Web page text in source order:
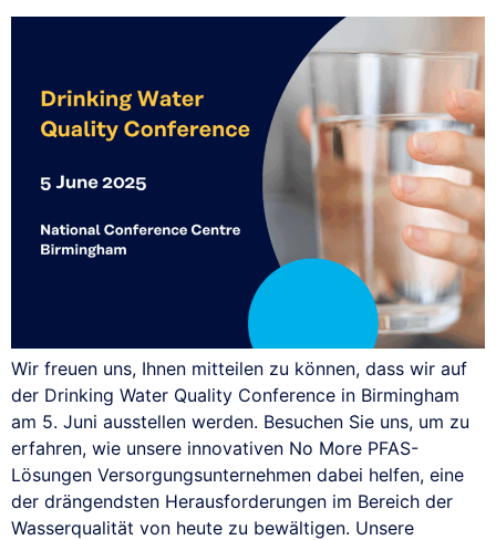
Wir freuen uns, Ihnen mitteilen zu können, dass wir auf
der Drinking Water Quality Conference in Birmingham
am 5. Juni ausstellen werden. Besuchen Sie uns, um zu
erfahren, wie unsere innovativen No More PFAS-
Lösungen Versorgungsunternehmen dabei helfen, eine
der drängendsten Herausforderungen im Bereich der
Wasserqualität von heute zu bewältigen. Unsere